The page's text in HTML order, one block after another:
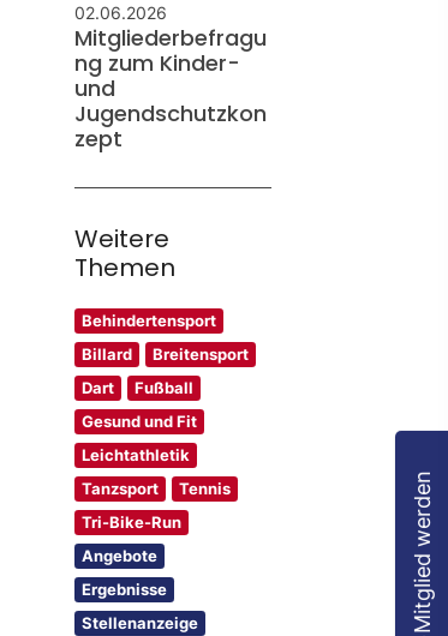
02.06.2026
Mitgliederbefragu
ng zum Kinder-
und
Jugendschutzkon
zept
Weitere
Themen
Behindertensport
Billard
Breitensport
Dart
Fußball
Gesund und Fit
Leichtathletik
Tanzsport
Tennis
Tri-Bike-Run
Angebote
Ergebnisse
Stellenanzeige
Mitglied werden